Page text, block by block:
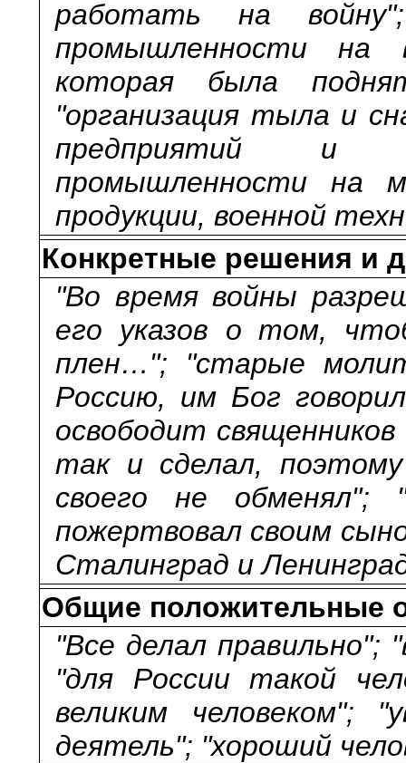
работать на войну";
промышленности на
которая была
"организация тыла и
предприятий и
промышленности на
продукции, военной
Конкретные решения и
"Во время войны
его указов о том,
плен…"; "старые
Россию, им Бог
освободит
так и сделал,
своего не
пожертвовал своим
Сталинград и
Общие положительные
"Все делал правильно";
"для России такой
великим человеком";
деятель"; "хороший